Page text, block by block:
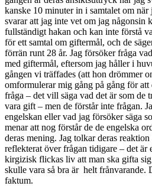
kanske 10 minuter in i samtalet om
svarar att jag inte vet om jag någonsin
fullständigt hakan och kan inte förstå
för ett samtal om giftermål, och de
förrän runt 28 år. Jag försöker fråga
med giftermål, eftersom jag håller i
gången vi träffades (att hon drömmer
omformulerar mig gång på gång för att
fråga – det vill säga vad det är som de
vara gift – men de förstår inte frågan.
engelskan eller vad jag försöker säga
menar att nog förstår de de engelska
deras mening. Jag tolkar deras
reflekterat över frågan tidigare – det är
kirgizisk flickas liv att man ska gifta
skulle vara så bra är helt frånvarande.
faktum.